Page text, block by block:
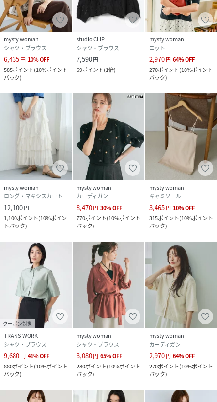
mysty woman
シャツ・ブラウス
6,435円 10%OFF
585ポイント(10%ポイント
バック)
studio CLIP
シャツ・ブラウス
7,590円
69ポイント(1倍)
mysty woman
ニット
2,970円 64%OFF
270ポイント(10%ポイント
バック)
mysty woman
ロング・マキシスカート
12,100円
1,100ポイント(10%ポイン
トバック)
mysty woman
カーディガン
8,470円 30%OFF
770ポイント(10%ポイント
バック)
mysty woman
キャミソール
3,465円 10%OFF
315ポイント(10%ポイント
バック)
クーポン対象
TRANS WORK
シャツ・ブラウス
9,680円 41%OFF
880ポイント(10%ポイント
バック)
mysty woman
シャツ・ブラウス
3,080円 65%OFF
280ポイント(10%ポイント
バック)
mysty woman
カーディガン
2,970円 64%OFF
270ポイント(10%ポイント
バック)